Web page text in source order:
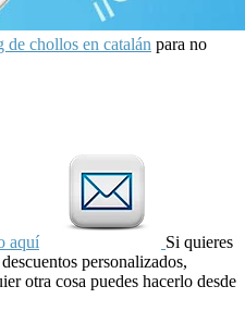
de chollos en catalán para no
aquí
Si quieres
personalizados,
otra cosa puedes hacerlo desde